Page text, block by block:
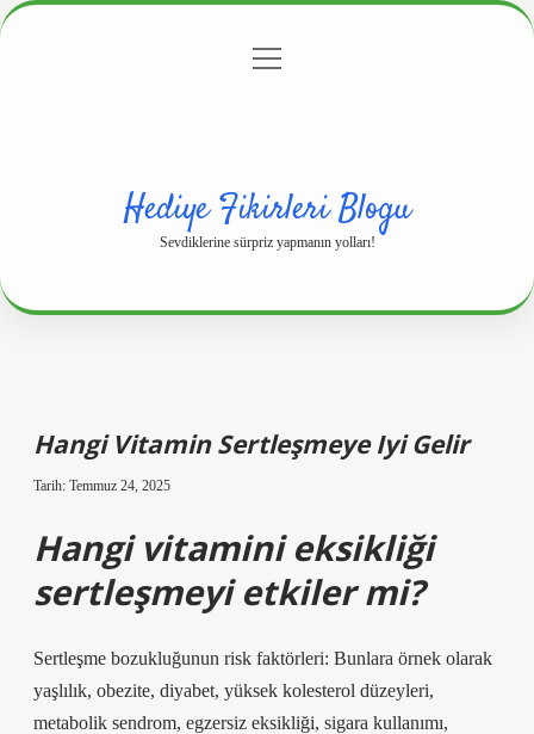
Gizlilik Politikası
menüyü
Hediye Fikirleri Blogu
Sevdiklerine sürpriz yapmanın yolları!
Hangi Vitamin Sertleşmeye Iyi Gelir
Tarih: Temmuz 24, 2025
Hangi vitamini eksikliği
sertleşmeyi etkiler mi?
Sertleşme bozukluğunun risk faktörleri: Bunlara örnek olarak
yaşlılık, obezite, diyabet, yüksek kolesterol düzeyleri,
metabolik sendrom, egzersiz eksikliği, sigara kullanımı,